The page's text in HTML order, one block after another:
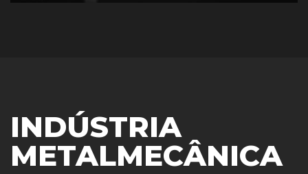
INDÚSTRIA
METALMECÂNICA